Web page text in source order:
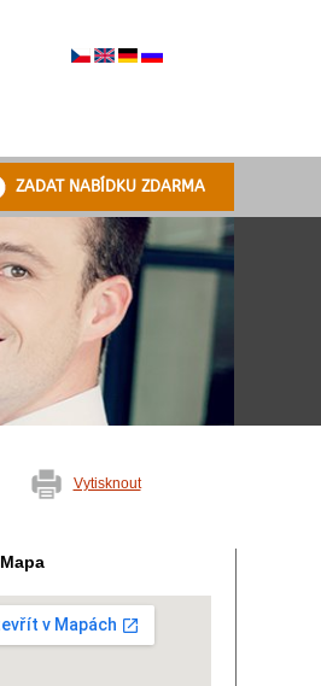
ZADAT NABÍDKU ZDARMA
Vytisknout
Mapa